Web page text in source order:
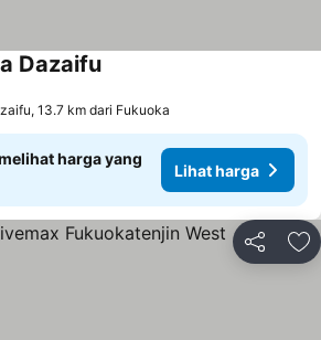
DazaifuLihat harga
13.7 km dari Fukuoka
harga yang
Lihat harga
Bagikan